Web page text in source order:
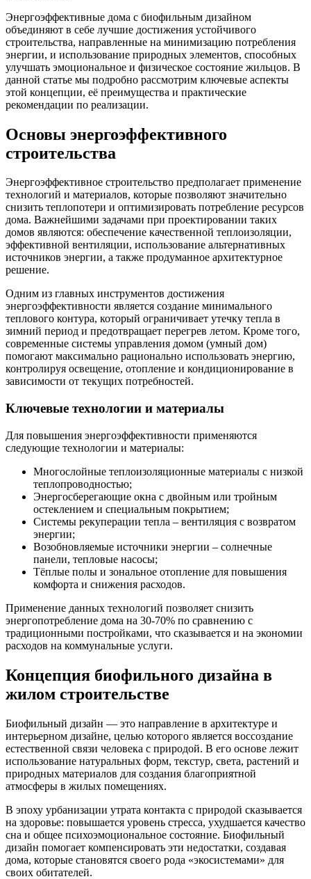
Энергоэффективные дома с биофильным дизайном
объединяют в себе лучшие достижения устойчивого
строительства, направленные на минимизацию потребления
энергии, и использование природных элементов, способных
улучшать эмоциональное и физическое состояние жильцов. В
данной статье мы подробно рассмотрим ключевые аспекты
этой концепции, её преимущества и практические
рекомендации по реализации.
Основы энергоэффективного
строительства
Энергоэффективное строительство предполагает применение
технологий и материалов, которые позволяют значительно
снизить теплопотери и оптимизировать потребление ресурсов
дома. Важнейшими задачами при проектировании таких
домов являются: обеспечение качественной теплоизоляции,
эффективной вентиляции, использование альтернативных
источников энергии, а также продуманное архитектурное
решение.
Одним из главных инструментов достижения
энергоэффективности является создание минимального
теплового контура, который ограничивает утечку тепла в
зимний период и предотвращает перегрев летом. Кроме того,
современные системы управления домом (умный дом)
помогают максимально рационально использовать энергию,
контролируя освещение, отопление и кондиционирование в
зависимости от текущих потребностей.
Ключевые технологии и материалы
Для повышения энергоэффективности применяются
следующие технологии и материалы:
Многослойные теплоизоляционные материалы с низкой
теплопроводностью;
Энергосберегающие окна с двойным или тройным
остеклением и специальным покрытием;
Системы рекуперации тепла – вентиляция с возвратом
энергии;
Возобновляемые источники энергии – солнечные
панели, тепловые насосы;
Тёплые полы и зональное отопление для повышения
комфорта и снижения расходов.
Применение данных технологий позволяет снизить
энергопотребление дома на 30-70% по сравнению с
традиционными постройками, что сказывается и на экономии
расходов на коммунальные услуги.
Концепция биофильного дизайна в
жилом строительстве
Биофильный дизайн — это направление в архитектуре и
интерьерном дизайне, целью которого является воссоздание
естественной связи человека с природой. В его основе лежит
использование натуральных форм, текстур, света, растений и
природных материалов для создания благоприятной
атмосферы в жилых помещениях.
В эпоху урбанизации утрата контакта с природой сказывается
на здоровье: повышается уровень стресса, ухудшается качество
сна и общее психоэмоциональное состояние. Биофильный
дизайн помогает компенсировать эти недостатки, создавая
дома, которые становятся своего рода «экосистемами» для
своих обитателей.